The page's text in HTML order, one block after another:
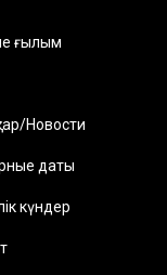
ғылым
Новости
даты
күндер